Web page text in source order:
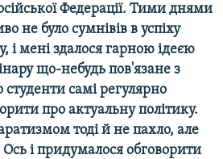
Федерації. Тими днями
не було сумнівів в успіху
і мені здалося гарною ідеєю
що-небудь пов'язане з
самі регулярно
про актуальну політику.
тоді й не пахло, але
і придумалося обговорити